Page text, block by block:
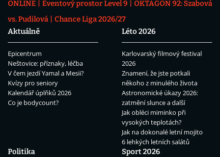
ONLINE
Eventový prostor Level 9
OKTAGON 92: Szabová
vs. Pudilová
Chance Liga 2026/27
Aktuálně
Epicentrum
Neštovice: příznaky, léčba
V čem jezdí Yamal a Mesii?
Kvízy pro seniory
Kalendář úplňků 2026
Co je bodycount?
Léto 2026
Karlovarský filmový festival
2026
Znamení, že jste potkali
někoho z minulého života
Astronomické úkazy 2026:
zatmění slunce a další
Jak obléci miminko při
vysokých teplotách?
Jak na dokonalé letní mojito
6 lehkých letních salátů
Politika
Sport 2026